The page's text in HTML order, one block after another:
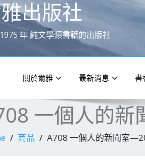
出版社
年 純文學類書籍的出版社
關於爾雅 最新消息 書
一個人的
商品 A708 一個人的新聞室